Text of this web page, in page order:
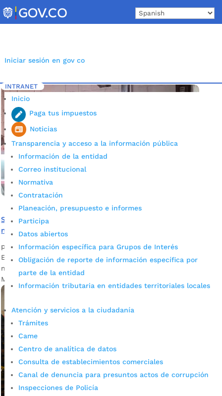
to
content
Iniciar sesión en gov co
INTRANET
Inicio
Paga tus impuestos
Noticias
Transparencia y acceso a la información pública
Información de la entidad
Correo institucional
Normativa
Contratación
Planeación, presupuesto e informes
Participa
Datos abiertos
Información específica para Grupos de Interés
Obligación de reporte de información específica por
parte de la entidad
Información tributaria en entidades territoriales locales
Atención y servicios a la ciudadanía
Trámites
Came
Centro de analítica de datos
Consulta de establecimientos comerciales
Canal de denuncia para presuntos actos de corrupción
Inspecciones de Policía
Inicio 5 Etiqueta: Sellamientos
Se selló un local de venta de pescado por incumplir
normas sanitarias
por admin_prensa|Feb 24, 2025 |Noticias
El local de venta de pescado que se selló, por incumplir
normas higiénico-sanitarias, está ubicado en la Plaza de
Mercado Central.